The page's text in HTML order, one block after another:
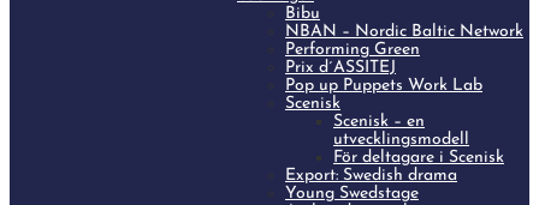
Bibu
NBAN – Nordic Baltic Network
Performing Green
Prix d´ASSITEJ
Pop up Puppets Work Lab
Scenisk
Scenisk – en
utvecklingsmodell
För deltagare i Scenisk
Export: Swedish drama
Young Swedstage